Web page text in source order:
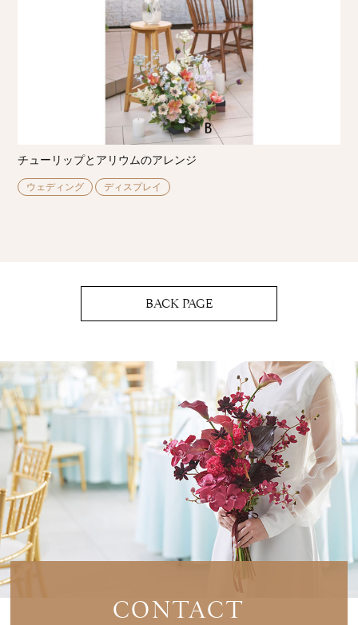
チューリップとアリウムのアレンジ
ウェディング ディスプレイ
BACK PAGE
CONTACT